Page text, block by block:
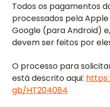
Todos os pagamentos
processados pela
Google (para Android)
devem ser feitos por
O processo para
está descrito aqui:
gb/HT204084